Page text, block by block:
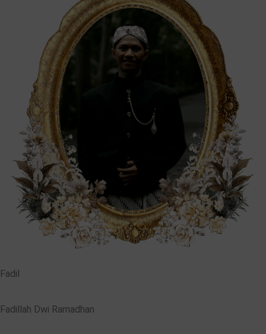
Fadil
Fadillah Dwi Ramadhan